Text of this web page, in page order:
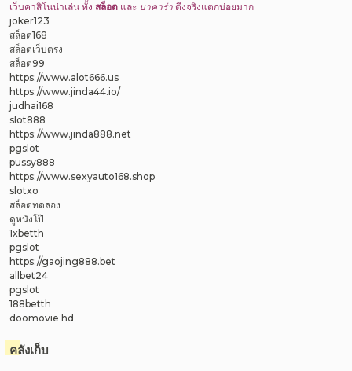
เว็บคาสิโนน่าเล่น ทั้ง สล็อต และ บาคาร่า ตึงจริงแตกบ่อยมาก
joker123
สล็อต168
สล็อตเว็บตรง
สล็อต99
https://www.alot666.us
https://www.jinda44.io/
judhai168
slot888
https://www.jinda888.net
pgslot
pussy888
https://www.sexyauto168.shop
slotxo
สล็อตทดลอง
ดูหนังโป๊
1xbetth
pgslot
https://gaojing888.bet
allbet24
pgslot
188betth
doomovie hd
คลังเก็บ